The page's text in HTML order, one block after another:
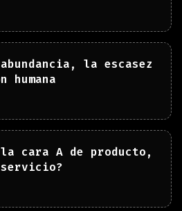
abundancia, la escasez
la cara A de producto,